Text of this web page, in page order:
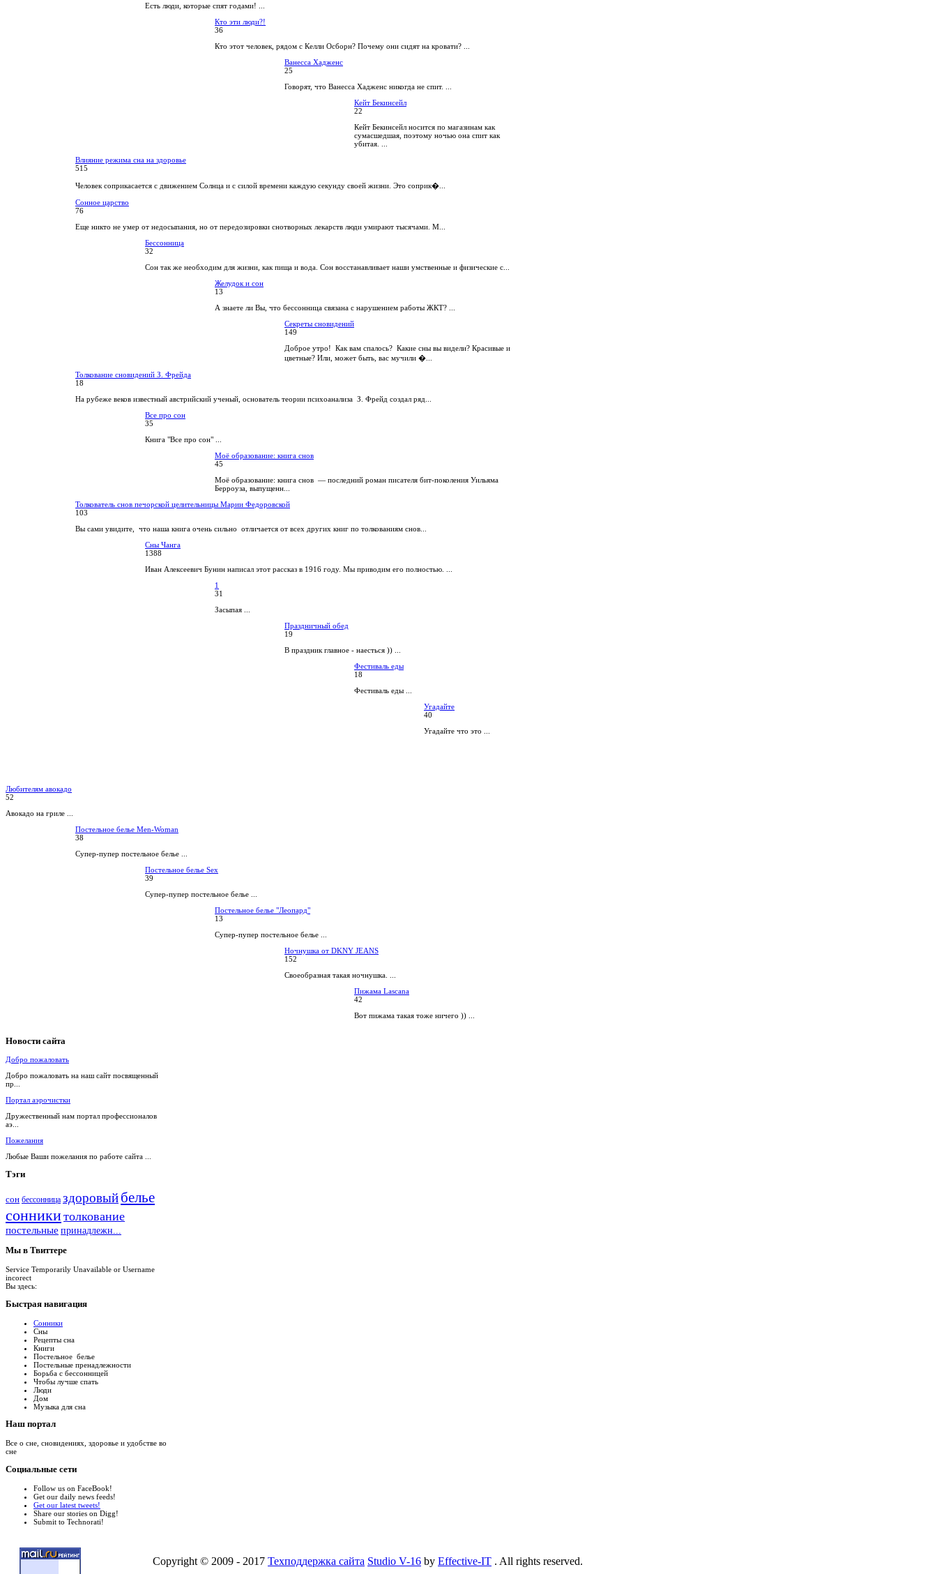
Есть люди, которые спят годами! ...
Кто эти люди?!
36
Кто этот человек, рядом с Келли Осборн? Почему они сидят на кровати? ...
Ванесса Хадженс
25
Говорят, что Ванесса Хадженс никогда не спит. ...
Кейт Бекинсейл
22
Кейт Бекинсейл носится по магазинам как
сумасшедшая, поэтому ночью она спит как
убитая. ...
Влияние режима сна на здоровье
515
Человек соприкасается с движением Солнца и с силой времени каждую секунду своей жизни. Это соприк�...
Сонное царство
76
Еще никто не умер от недосыпания, но от передозировки снотворных лекарств люди умирают тысячами. М...
Бессонница
32
Сон так же необходим для жизни, как пища и вода. Сон восстанавливает наши умственные и физические с...
Желудок и сон
13
А знаете ли Вы, что бессонница связана с нарушением работы ЖКТ? ...
Секреты сновидений
149
Доброе утро! Как вам спалось? Какие сны вы видели? Красивые и
цветные? Или, может быть, вас мучили �...
Толкование сновидений З. Фрейда
18
На рубеже веков известный австрийский ученый, основатель теории психоанализа З. Фрейд создал ряд...
Все про сон
35
Книга "Все про сон" ...
Моё образование: книга снов
45
Моё образование: книга снов — последний роман писателя бит-поколения Уильяма
Берроуза, выпущенн...
Толкователь снов печорской целительницы Марии Федоровской
103
Вы сами увидите, что наша книга очень сильно отличается от всех других книг по толкованиям снов...
Сны Чанга
1388
Иван Алексеевич Бунин написал этот рассказ в 1916 году. Мы приводим его полностью. ...
1
31
Засыпая ...
Праздничный обед
19
В праздник главное - наесться )) ...
Фестиваль еды
18
Фестиваль еды ...
Угадайте
40
Угадайте что это ...
Любителям авокадо
52
Авокадо на гриле ...
Постельное белье Men-Woman
38
Супер-пупер постельное белье ...
Постельное белье Sex
39
Супер-пупер постельное белье ...
Постельное белье "Леопард"
13
Супер-пупер постельное белье ...
Ночнушка от DKNY JEANS
152
Своеобразная такая ночнушка. ...
Пижама Lascana
42
Вот пижама такая тоже ничего )) ...
Новости сайта
Добро пожаловать
Добро пожаловать на наш сайт посвященный
пр...
Портал аэрочистки
Дружественный нам портал профессионалов
аэ...
Пожелания
Любые Ваши пожелания по работе сайта ...
Тэги
сон бессонница здоровыйбелье
сонникитолкование
постельные принадлежн...
Мы в Твиттере
Service Temporarily Unavailable or Username
incorect
Вы здесь:
Быстрая навигация
Сонники
Сны
Рецепты сна
Книги
Постельное белье
Постельные пренадлежности
Борьба с бессонницей
Чтобы лучше спать
Люди
Дом
Музыка для сна
Наш портал
Все о сне, сновидениях, здоровье и удобстве во
сне
Социальные сети
Follow us on FaceBook!
Get our daily news feeds!
Get our latest tweets!
Share our stories on Digg!
Submit to Technorati!
Copyright © 2009 - 2017 Техподдержка сайта Studio V-16 by Effective-IT . All rights reserved.